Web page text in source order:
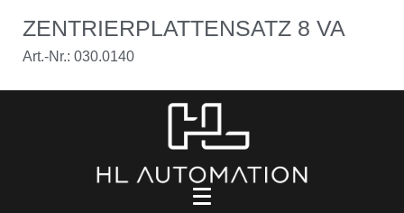
ZENTRIERPLATTENSATZ 8 VA
Art.-Nr.: 030.0140